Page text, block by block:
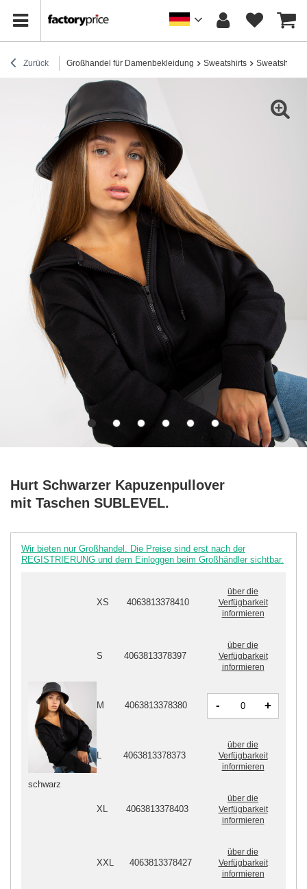
Zurück Großhandel für Damenbekleidung Sweatshirts Sweatshirts
Hurt Schwarzer Kapuzenpullover
mit Taschen SUBLEVEL.
Wir bieten nur Großhandel. Die Preise sind erst nach der
REGISTRIERUNG und dem Einloggen beim Großhändler sichtbar.
schwarz
XS 4063813378410
über die
Verfügbarkeit
informieren
S 4063813378397
über die
Verfügbarkeit
informieren
M 4063813378380 - +
4063813378373
über die
Verfügbarkeit
informieren
XL 4063813378403
über die
Verfügbarkeit
informieren
XXL 4063813378427
über die
Verfügbarkeit
informieren